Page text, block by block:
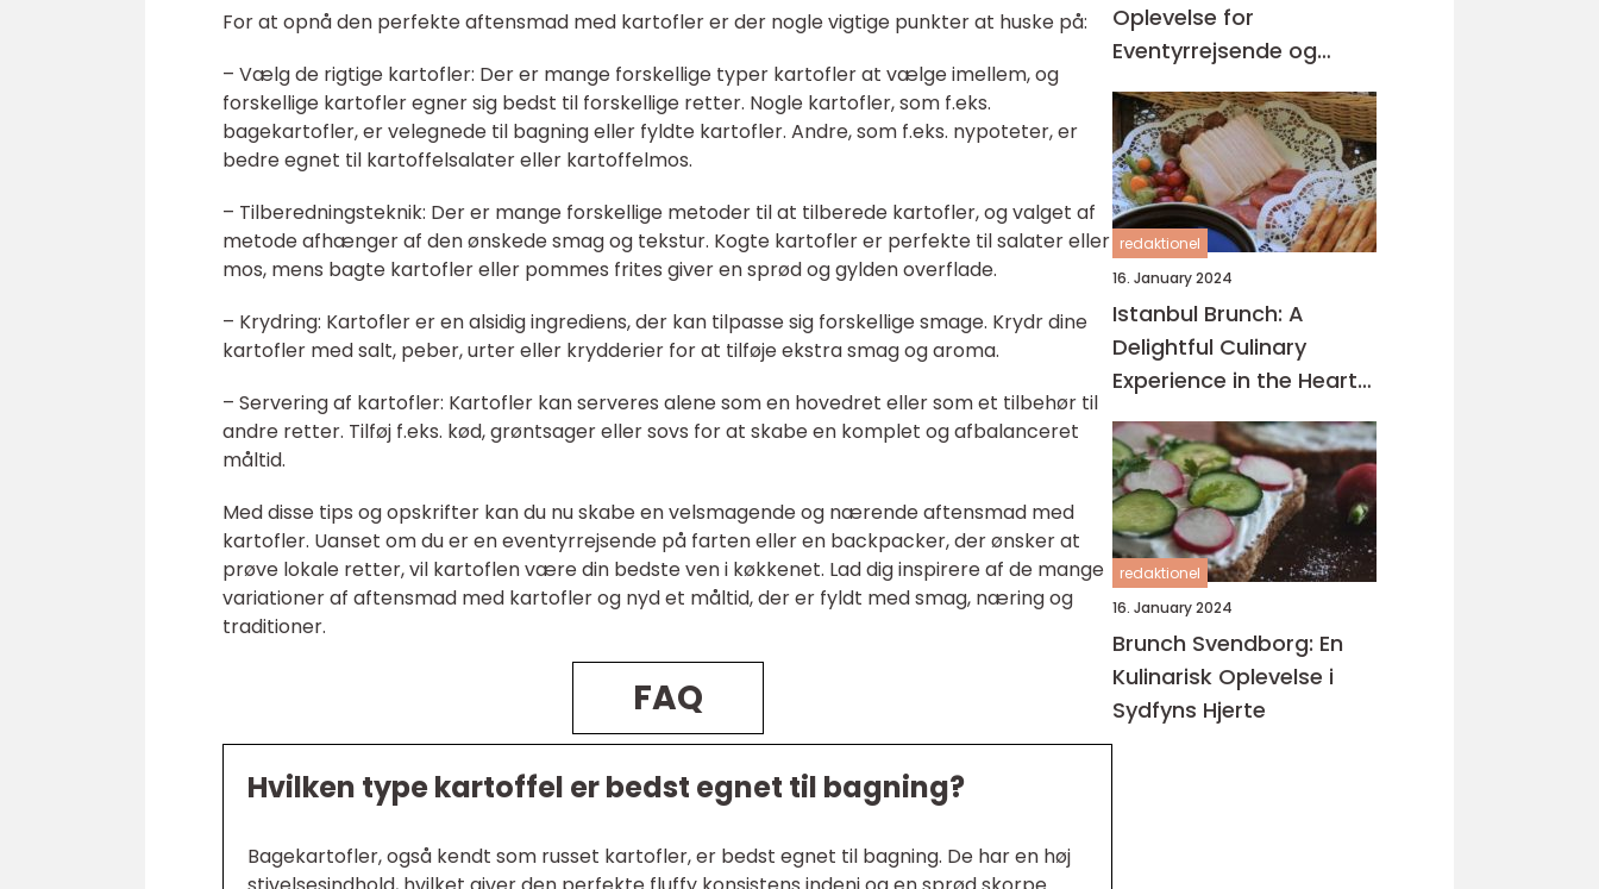
For at opnå den perfekte aftensmad med kartofler er der nogle vigtige punkter at huske på:
– Vælg de rigtige kartofler: Der er mange forskellige typer kartofler at vælge imellem, og
forskellige kartofler egner sig bedst til forskellige retter. Nogle kartofler, som f.eks.
bagekartofler, er velegnede til bagning eller fyldte kartofler. Andre, som f.eks. nypoteter, er
bedre egnet til kartoffelsalater eller kartoffelmos.
– Tilberedningsteknik: Der er mange forskellige metoder til at tilberede kartofler, og valget af
metode afhænger af den ønskede smag og tekstur. Kogte kartofler er perfekte til salater eller
mos, mens bagte kartofler eller pommes frites giver en sprød og gylden overflade.
– Krydring: Kartofler er en alsidig ingrediens, der kan tilpasse sig forskellige smage. Krydr dine
kartofler med salt, peber, urter eller krydderier for at tilføje ekstra smag og aroma.
– Servering af kartofler: Kartofler kan serveres alene som en hovedret eller som et tilbehør til
andre retter. Tilføj f.eks. kød, grøntsager eller sovs for at skabe en komplet og afbalanceret
måltid.
Med disse tips og opskrifter kan du nu skabe en velsmagende og nærende aftensmad med
kartofler. Uanset om du er en eventyrrejsende på farten eller en backpacker, der ønsker at
prøve lokale retter, vil kartoflen være din bedste ven i køkkenet. Lad dig inspirere af de mange
variationer af aftensmad med kartofler og nyd et måltid, der er fyldt med smag, næring og
traditioner.
FAQ
Hvilken type kartoffel er bedst egnet til bagning?
Bagekartofler, også kendt som russet kartofler, er bedst egnet til bagning. De har en høj
Oplevelse for
Eventyrrejsende og
Backpackere
redaktionel
16. January 2024
Istanbul Brunch: A
Delightful Culinary
Experience in the Heart
of Turkey
redaktionel
16. January 2024
Brunch Svendborg: En
Kulinarisk Oplevelse i
Sydfyns Hjerte